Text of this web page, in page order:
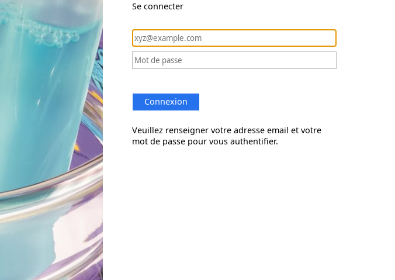
Se connecter
Connexion
Veuillez renseigner votre adresse email et votre
mot de passe pour vous authentifier.